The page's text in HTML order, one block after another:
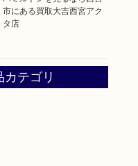
市にある買取大吉西宮アク
タ店
カテゴリ